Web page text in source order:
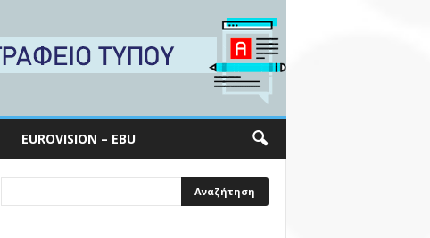
EUROVISION – EBU